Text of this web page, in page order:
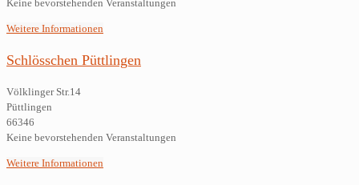
Keine bevorstehenden Veranstaltungen
Weitere Informationen
Schlösschen Püttlingen
Völklinger Str.14
Püttlingen
66346
Keine bevorstehenden Veranstaltungen
Weitere Informationen